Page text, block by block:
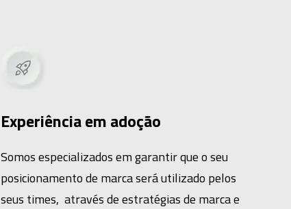
Experiência em adoção
Somos especializados em garantir que o seu
posicionamento de marca será utilizado pelos
seus times, através de estratégias de marca e